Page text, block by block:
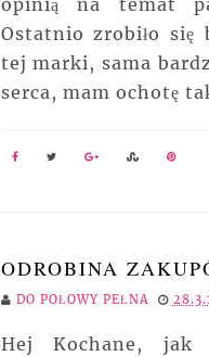
opinią na temat
Ostatnio zrobiło się
tej marki, sama
serca, mam ochotę
ODROBINA
DO POŁOWY PEŁNA
Hej Kochane, jak